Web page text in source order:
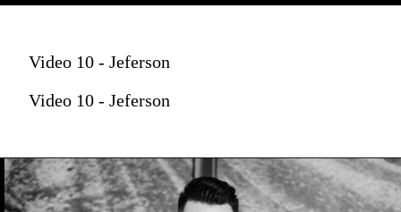
Video 10 - Jeferson
Video 10 - Jeferson